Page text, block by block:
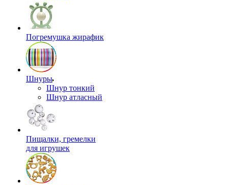
Погремушка жирафик
Шнуры
Шнур тонкий
Шнур атласный
Пищалки, гремелки
для игрушек